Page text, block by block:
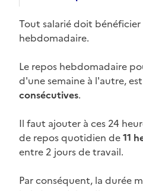
Salarié de plus
Tout salarié doit
hebdomadaire.
Le repos hebdomadaire
d'une semaine à l'autre,
consécutives.
Il faut ajouter à ces 24
de repos quotidien de11
entre 2 jours de travail.
Par conséquent, la durée